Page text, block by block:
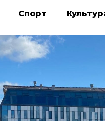
Спорт